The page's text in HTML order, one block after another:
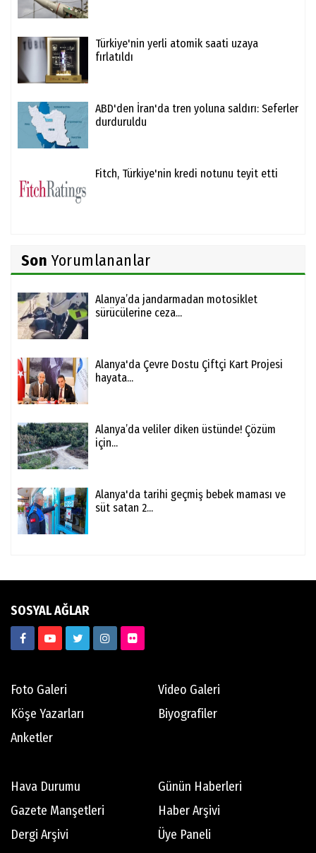
Türkiye'nin yerli atomik saati uzaya
fırlatıldı
ABD'den İran'da tren yoluna saldırı: Seferler
durduruldu
Fitch, Türkiye'nin kredi notunu teyit etti
Son Yorumlananlar
Alanya’da jandarmadan motosiklet
sürücülerine ceza...
Alanya'da Çevre Dostu Çiftçi Kart Projesi
hayata...
Alanya’da veliler diken üstünde! Çözüm
için...
Alanya'da tarihi geçmiş bebek maması ve
süt satan 2...
SOSYAL AĞLAR
Foto Galeri
Video Galeri
Köşe Yazarları
Biyografiler
Anketler
Hava Durumu
Günün Haberleri
Gazete Manşetleri
Haber Arşivi
Dergi Arşivi
Üye Paneli